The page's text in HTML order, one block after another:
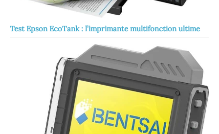
mouvement constant
du processus
Test Epson EcoTank : l’imprimante multifonction ultime